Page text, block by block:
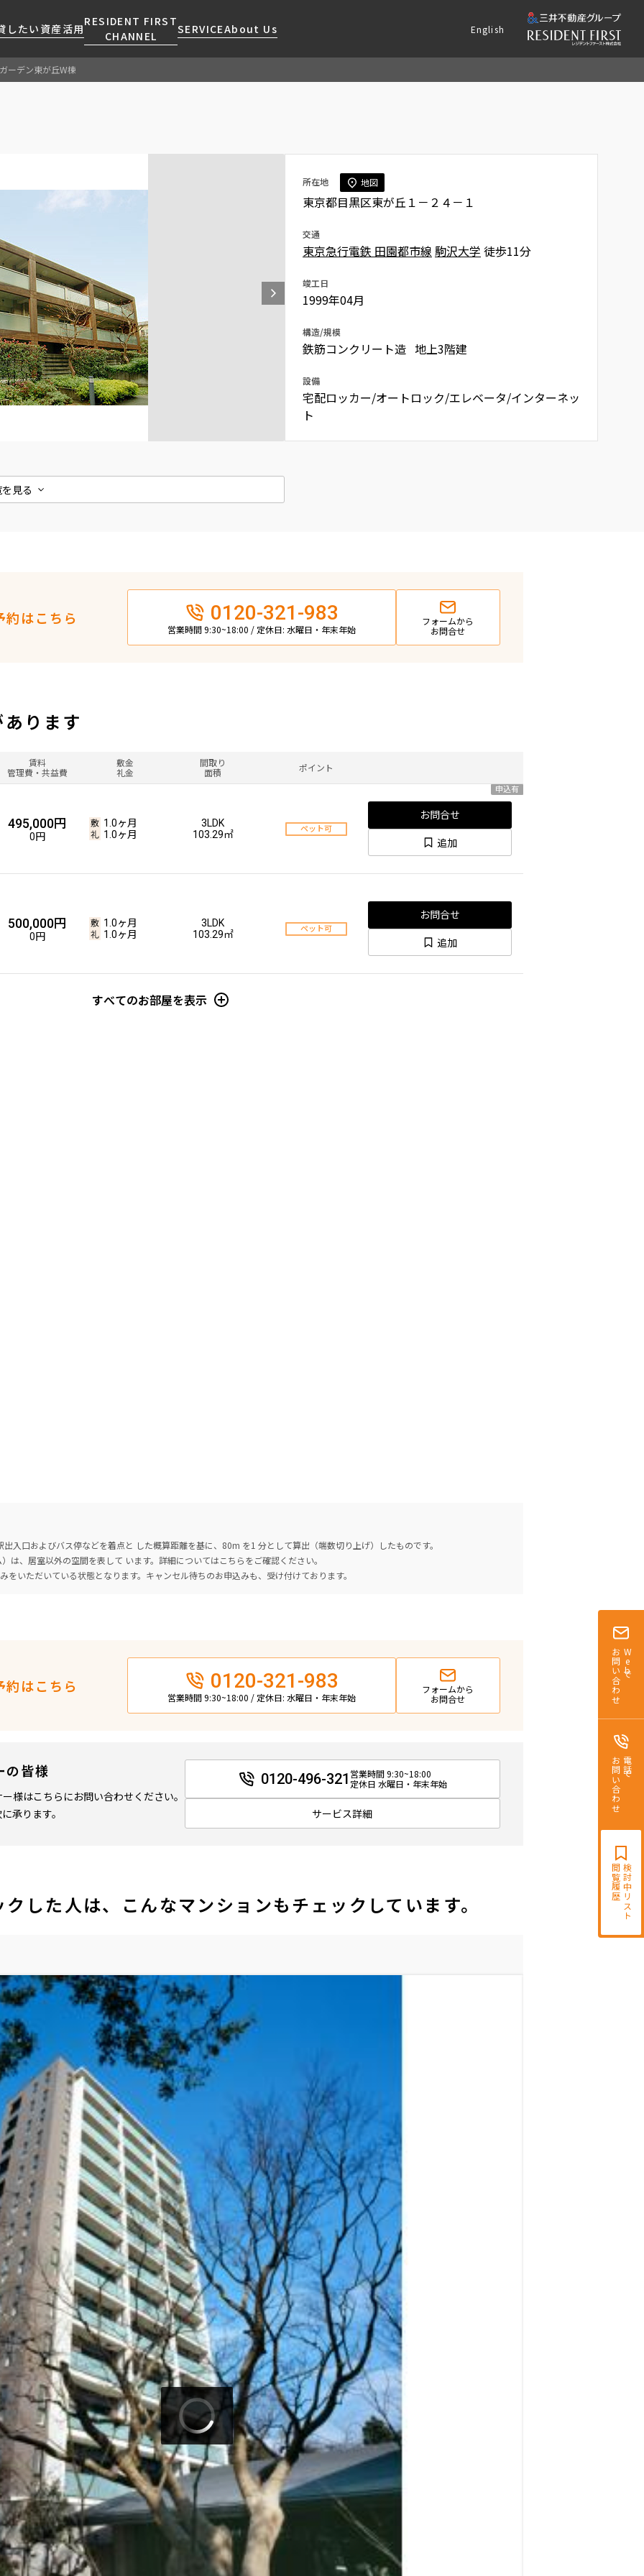
したい 資産活用
RESIDENT FIRST
CHANNEL
SERVICEAbout Us
ニュースリリース
駅・沿線から探す
新着情報から探す
ニュースから探す
新着募集情報
当社限定(港区・渋谷区以外)
RESIDENT FIRST
よくあるご質問
社宅紹介
【仲介会社様向け】当社仲介
事業部取り扱い物件入居申
込
English
Webで
お問い合わせ
電話で
お問い合わせ
検討中リスト
閲覧履歴
ガーデン東が丘W棟
見る
所在地 地図
東京都目黒区東が丘１－２４－１
交通
東京急行電鉄 田園都市線 駒沢大学 徒歩11分
竣工日
1999年04月
構造/規模
鉄筋コンクリート造 地上3階建
設備
宅配ロッカー/オートロック/エレベータ/インターネッ
ト
約はこちら 0120-321-983
営業時間 9:30~18:00 / 定休日: 水曜日・年末年始
フォームから
お問合せ
ります
賃料
管理費・共益費
敷金
礼金
間取り
面積
ポイント
申込有
495,000円
0円
1.0ヶ月
1.0ヶ月
3LDK
103.29㎡
ペット可
お問合せ
追加
500,000円
0円
1.0ヶ月
1.0ヶ月
3LDK
103.29㎡
ペット可
お問合せ
追加
すべてのお部屋を表示
入口およびバス停などを着点と した概算距離を基に、80m を1 分として算出（端数切り上げ）したものです。
は、居室以外の空間を表して います。詳細についてはこちらをご確認ください。
をいただいている状態となります。キャンセル待ちのお申込みも、受け付けております。
約はこちら 0120-321-983
営業時間 9:30~18:00 / 定休日: 水曜日・年末年始
フォームから
お問合せ
の皆様
様はこちらにお問い合わせください。
承ります。
0120-496-321 営業時間 9:30~18:00
定休日 水曜日・年末年始
サービス詳細
した人は、こんなマンションもチェックしています。